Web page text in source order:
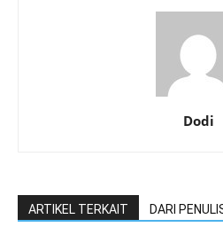
Dodi
ARTIKEL TERKAIT DARI